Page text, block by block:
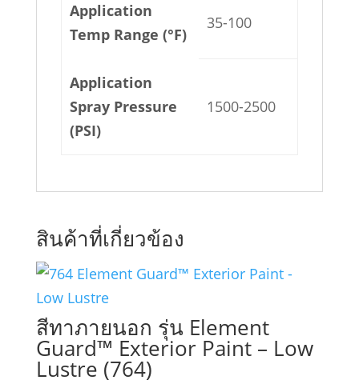
Application
Temp Range (°F)
35-100
Application
Spray Pressure
(PSI)
1500-2500
สินค้าที่เกี่ยวข้อง
สีทาภายนอก รุ่น Element
Guard™ Exterior Paint – Low
Lustre (764)